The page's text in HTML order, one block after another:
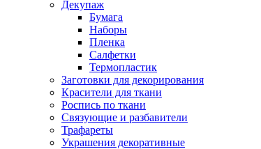
Декупаж
Бумага
Наборы
Пленка
Салфетки
Термопластик
Заготовки для декорирования
Красители для ткани
Роспись по ткани
Связующие и разбавители
Трафареты
Украшения декоративные